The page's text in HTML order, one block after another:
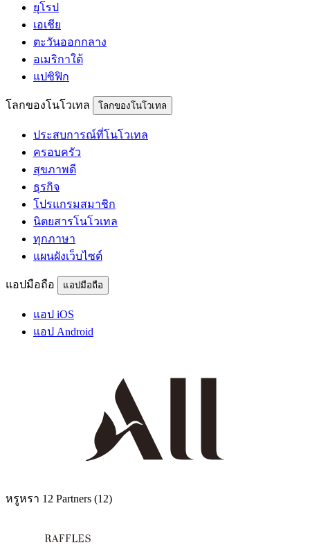
ยุโรป
เอเชีย
ตะวันออกกลาง
อเมริกาใต้
แปซิฟิก
โลกของโนโวเทล โลกของโนโวเทล
ประสบการณ์ที่โนโวเทล
ครอบครัว
สุขภาพดี
ธุรกิจ
โปรแกรมสมาชิก
นิตยสารโนโวเทล
ทุกภาษา
แผนผังเว็บไซต์
แอปมือถือ แอปมือถือ
แอป iOS
แอป Android
หรูหรา 12 Partners (12)